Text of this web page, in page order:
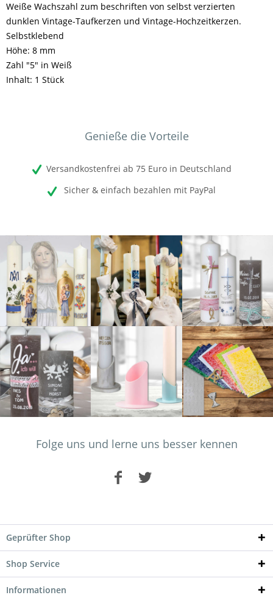
Weiße Wachszahl zum beschriften von selbst verzierten
dunklen Vintage-Taufkerzen und Vintage-Hochzeitkerzen.
Selbstklebend
Höhe: 8 mm
Zahl "5" in Weiß
Inhalt: 1 Stück
Genieße die Vorteile
Versandkostenfrei ab 75 Euro in Deutschland
Sicher & einfach bezahlen mit PayPal
Folge uns und lerne uns besser kennen
Geprüfter Shop
Shop Service
Informationen